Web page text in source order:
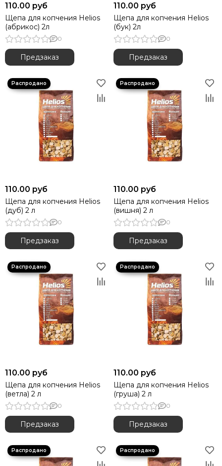
Гермомешки
Инструмент походный
Душ походный
Вещмешки
Товары первой помощи
Зонты рыболовные
110.00 руб
Щепа для копчения Helios
(абрикос) 2л
0
Предзаказ
110.00 руб
Щепа для копчения Helios
(бук) 2л
0
Предзаказ
110.00 руб
Щепа для копчения Helios
(дуб) 2 л
0
Предзаказ
110.00 руб
Щепа для копчения Helios
(вишня) 2 л
0
Предзаказ
110.00 руб
Щепа для копчения Helios
(ветла) 2 л
0
Предзаказ
110.00 руб
Щепа для копчения Helios
(груша) 2 л
0
Предзаказ